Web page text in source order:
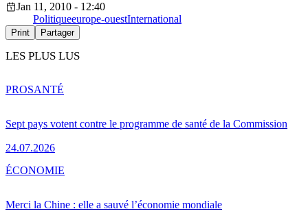
Jan 11, 2010 - 12:40
Politiqueeurope-ouestInternational
Print Partager
LES PLUS LUS
Sept pays votent contre le programme de santé de la Commission
24.07.2026
PROSANTÉ
Merci la Chine : elle a sauvé l’économie mondiale
ÉCONOMIE